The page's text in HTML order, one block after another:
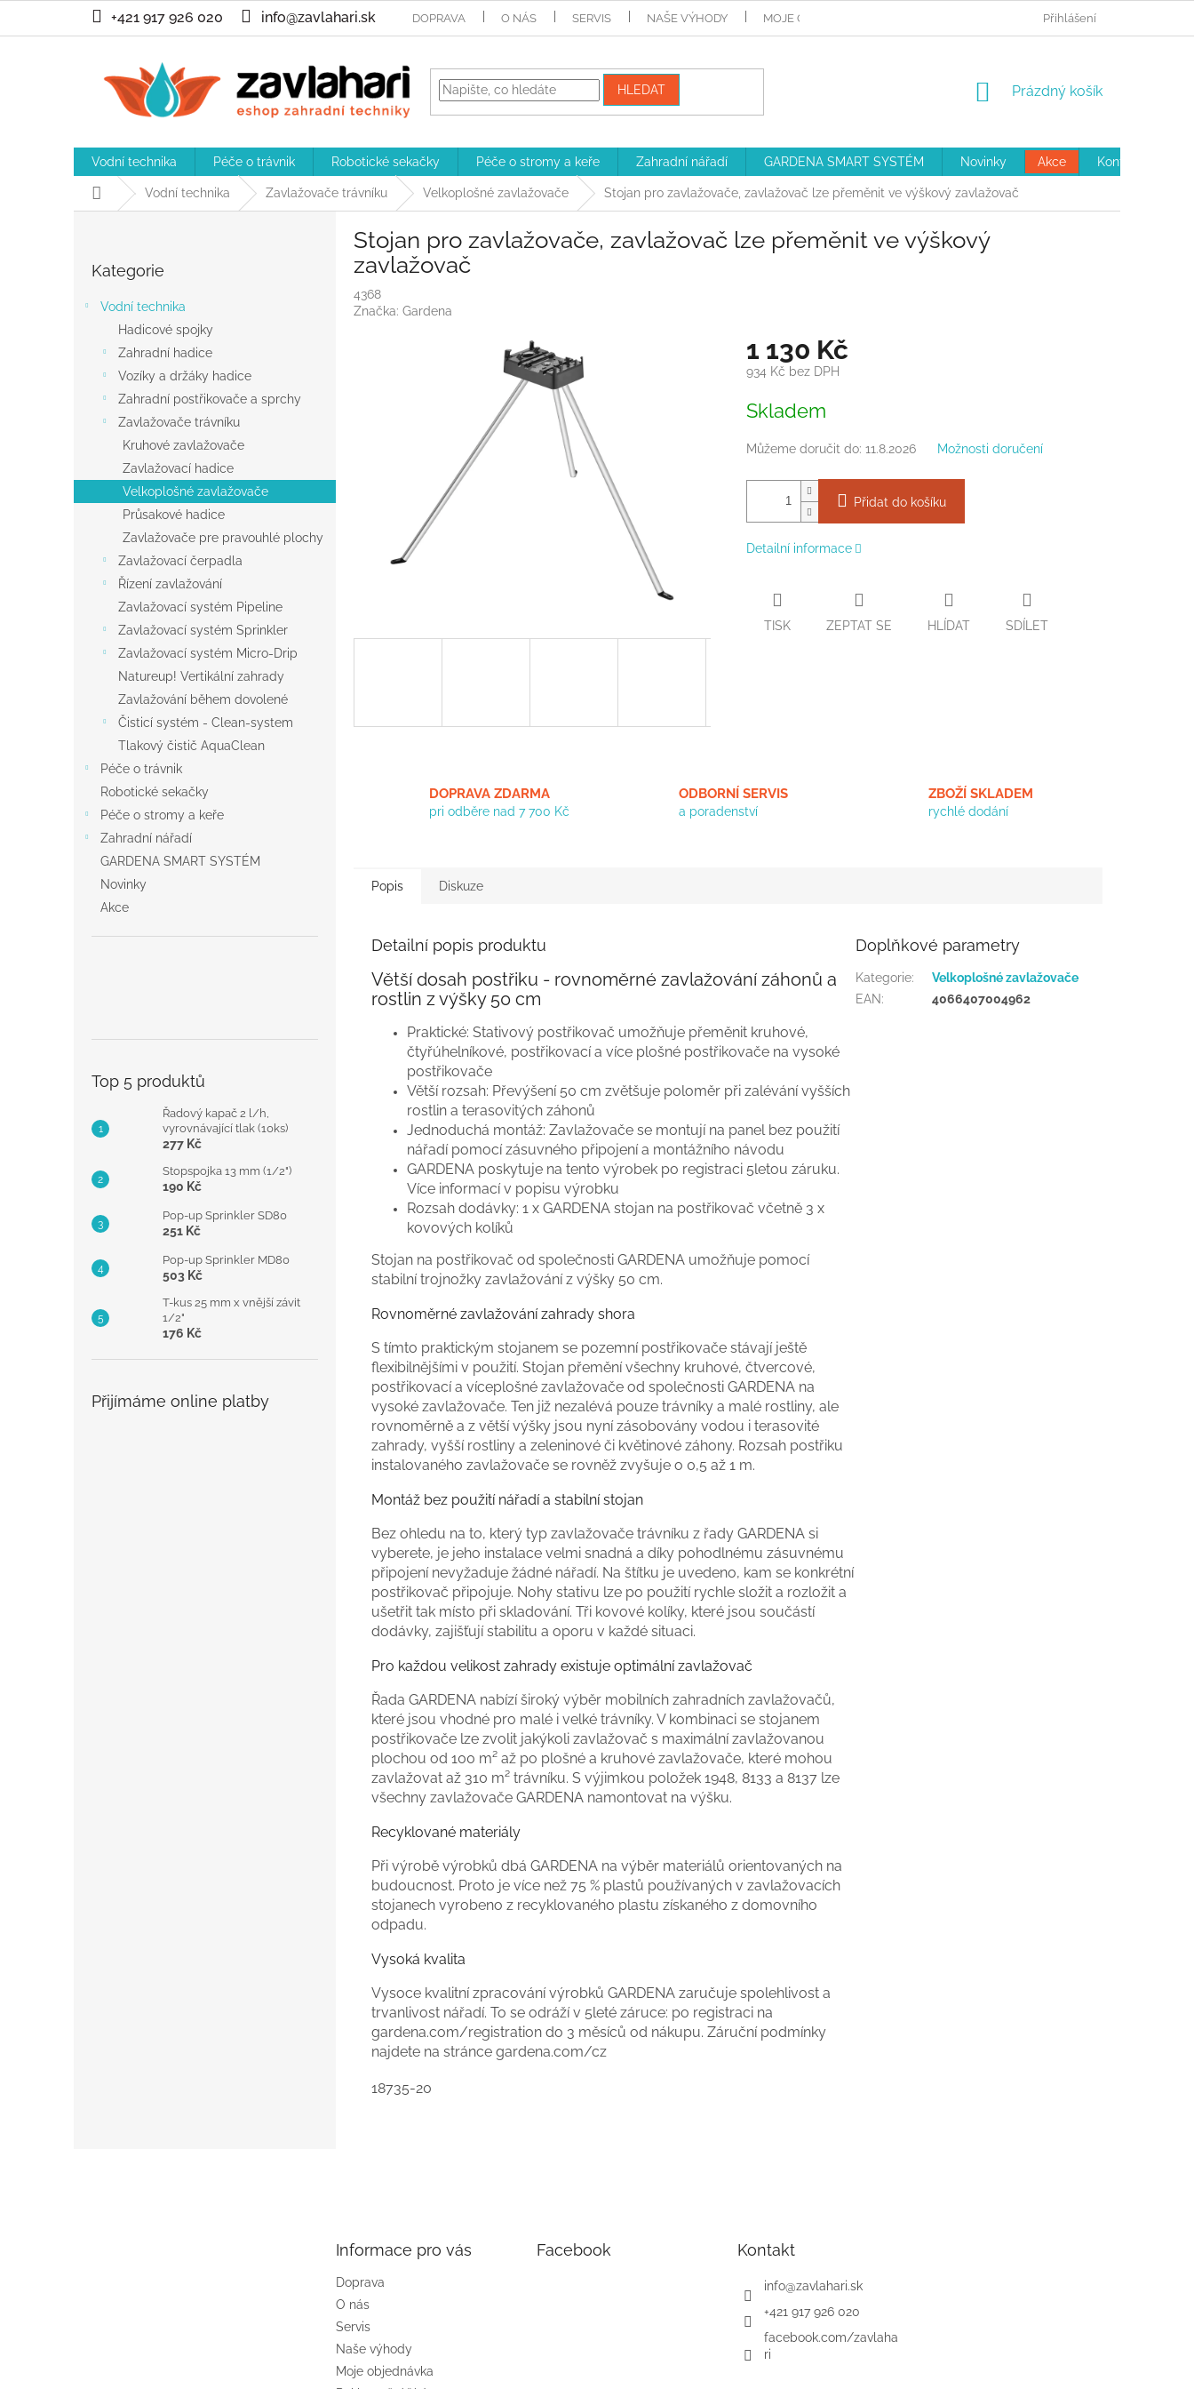
obsah
+421 917 926 020 info@zavlahari.sk DOPRAVA O NÁS SERVIS NAŠE VÝHODY MOJE OBJEDNÁVKA OBCHODNÍ PODMÍNKY
Přihlášení
HLEDAT
NÁKUPNÍ
Prázdný košík
Vodní technika Péče o trávnik Robotické sekačky Péče o stromy a keře Zahradní nářadí GARDENA SMART SYSTÉM Novinky Akce Kontakty
Domů Vodní technika Zavlažovače trávníku Velkoplošné zavlažovače Stojan pro zavlažovače, zavlažovač lze přeměnit ve výškový zavlažovač
l
kategorie
Kategorie
Vodní technika
Hadicové spojky
Zahradní hadice
Vozíky a držáky hadice
Zahradní postřikovače a sprchy
Zavlažovače trávníku
Kruhové zavlažovače
Zavlažovací hadice
Velkoplošné zavlažovače
Průsakové hadice
Zavlažovače pre pravouhlé plochy
Zavlažovací čerpadla
Řízení zavlažování
Zavlažovací systém Pipeline
Zavlažovací systém Sprinkler
Zavlažovací systém Micro-Drip
Natureup! Vertikální zahrady
Zavlažování během dovolené
Čisticí systém - Clean-system
Tlakový čistič AquaClean
Péče o trávnik
Robotické sekačky
Péče o stromy a keře
Zahradní nářadí
GARDENA SMART SYSTÉM
Novinky
Akce
Top 5 produktů
Řadový kapač 2 l/h,
vyrovnávající tlak (10ks)
277 Kč
Stopspojka 13 mm (1/2")
190 Kč
Pop-up Sprinkler SD80
251 Kč
Pop-up Sprinkler MD80
503 Kč
T-kus 25 mm x vnější závit
1/2"
176 Kč
Přijímáme online platby
Stojan pro zavlažovače, zavlažovač lze přeměnit ve výškový
zavlažovač
4368
Značka: Gardena
1 130 Kč
934 Kč bez DPH
cena:
Skladem
Můžeme doručit do: 11.8.2026 Možnosti doručení
Přidat do košíku
Detailní informace
TISK ZEPTAT SE HLÍDAT SDÍLET
DOPRAVA ZDARMA
pri odběre nad 7 700 Kč
ODBORNÍ SERVIS
a poradenství
ZBOŽÍ SKLADEM
rychlé dodání
Popis Diskuze
Detailní popis produktu
Větší dosah postřiku - rovnoměrné zavlažování záhonů a
rostlin z výšky 50 cm
Praktické: Stativový postřikovač umožňuje přeměnit kruhové,
čtyřúhelníkové, postřikovací a více plošné postřikovače na vysoké
postřikovače
Větší rozsah: Převýšení 50 cm zvětšuje poloměr při zalévání vyšších
rostlin a terasovitých záhonů
Jednoduchá montáž: Zavlažovače se montují na panel bez použití
nářadí pomocí zásuvného připojení a montážního návodu
GARDENA poskytuje na tento výrobek po registraci 5letou záruku.
Více informací v popisu výrobku
Rozsah dodávky: 1 x GARDENA stojan na postřikovač včetně 3 x
kovových kolíků
Stojan na postřikovač od společnosti GARDENA umožňuje pomocí
stabilní trojnožky zavlažování z výšky 50 cm.
Rovnoměrné zavlažování zahrady shora
S tímto praktickým stojanem se pozemní postřikovače stávají ještě
flexibilnějšími v použití. Stojan přemění všechny kruhové, čtvercové,
postřikovací a víceplošné zavlažovače od společnosti GARDENA na
vysoké zavlažovače. Ten již nezalévá pouze trávníky a malé rostliny, ale
rovnoměrně a z větší výšky jsou nyní zásobovány vodou i terasovité
zahrady, vyšší rostliny a zeleninové či květinové záhony. Rozsah postřiku
instalovaného zavlažovače se rovněž zvyšuje o 0,5 až 1 m.
Montáž bez použití nářadí a stabilní stojan
Bez ohledu na to, který typ zavlažovače trávníku z řady GARDENA si
vyberete, je jeho instalace velmi snadná a díky pohodlnému zásuvnému
připojení nevyžaduje žádné nářadí. Na štítku je uvedeno, kam se konkrétní
postřikovač připojuje. Nohy stativu lze po použití rychle složit a rozložit a
ušetřit tak místo při skladování. Tři kovové kolíky, které jsou součástí
dodávky, zajišťují stabilitu a oporu v každé situaci.
Pro každou velikost zahrady existuje optimální zavlažovač
Řada GARDENA nabízí široký výběr mobilních zahradních zavlažovačů,
které jsou vhodné pro malé i velké trávníky. V kombinaci se stojanem
postřikovače lze zvolit jakýkoli zavlažovač s maximální zavlažovanou
plochou od 100 m² až po plošné a kruhové zavlažovače, které mohou
zavlažovat až 310 m² trávníku. S výjimkou položek 1948, 8133 a 8137 lze
všechny zavlažovače GARDENA namontovat na výšku.
Recyklované materiály
Při výrobě výrobků dbá GARDENA na výběr materiálů orientovaných na
budoucnost. Proto je více než 75 % plastů používaných v zavlažovacích
stojanech vyrobeno z recyklovaného plastu získaného z domovního
odpadu.
Vysoká kvalita
Vysoce kvalitní zpracování výrobků GARDENA zaručuje spolehlivost a
trvanlivost nářadí. To se odráží v 5leté záruce: po registraci na
gardena.com/registration do 3 měsíců od nákupu. Záruční podmínky
najdete na stránce gardena.com/cz
18735-20
Doplňkové parametry
Kategorie:
Velkoplošné zavlažovače
EAN: 4066407004962
Informace pro vás
Doprava
O nás
Servis
Naše výhody
Moje objednávka
Facebook Kontakt
info@zavlahari.sk
+421 917 926 020
facebook.com/zavlaha
ri